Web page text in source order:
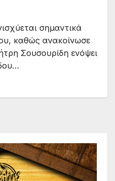
σημαντικά
καθώς ανακοίνωσε
Σουσουρίδη ενόψει